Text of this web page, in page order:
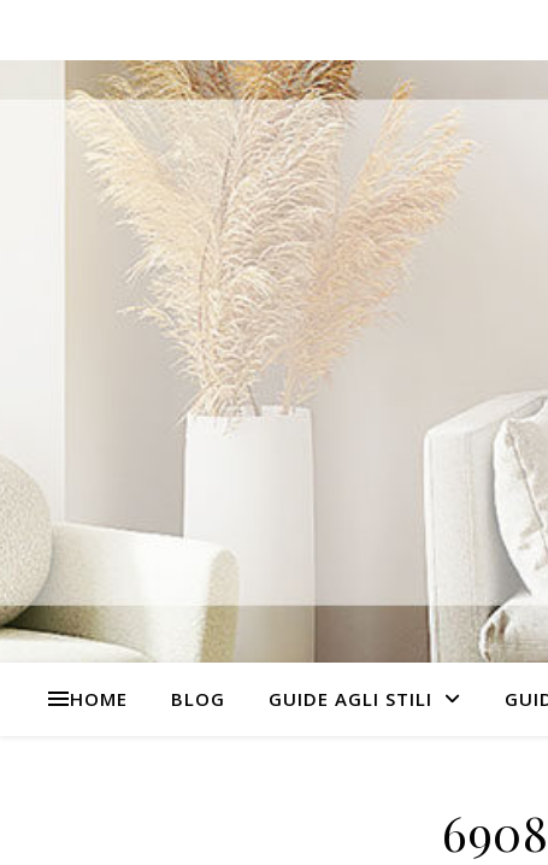
HOME BLOG GUIDE AGLI STILI